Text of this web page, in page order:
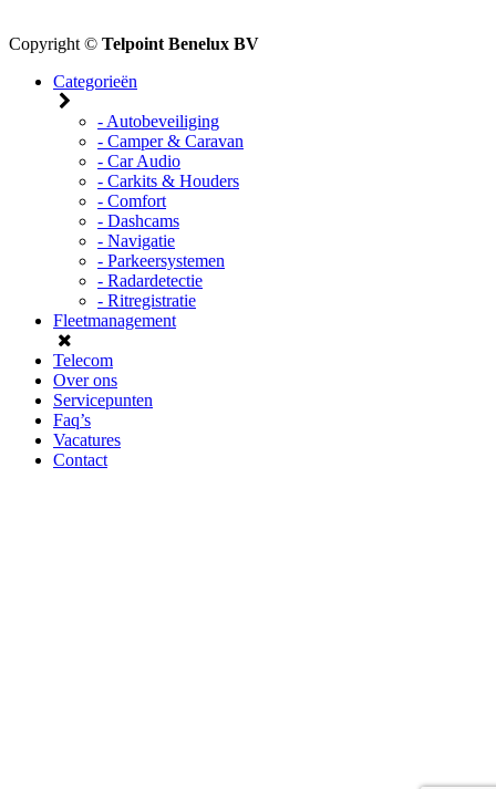
Copyright © Telpoint Benelux BV
Categorieën
- Autobeveiliging
- Camper & Caravan
- Car Audio
- Carkits & Houders
- Comfort
- Dashcams
- Navigatie
- Parkeersystemen
- Radardetectie
- Ritregistratie
Fleetmanagement
Telecom
Over ons
Servicepunten
Faq’s
Vacatures
Contact